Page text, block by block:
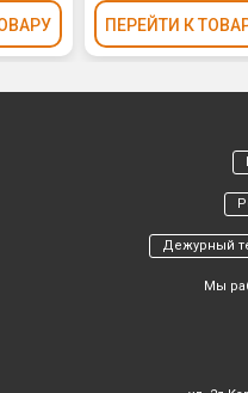
ПЕРЕЙТИ К
Дежурный
Мы